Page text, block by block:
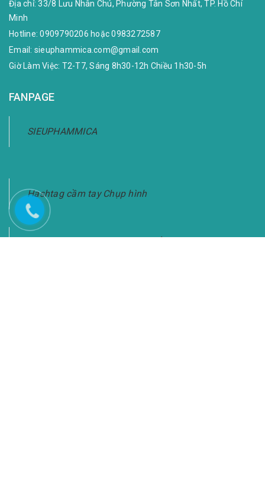
Địa chỉ:33/8 Lưu Nhân Chú, Phường Tân Sơn Nhất, TP. Hồ Chí
Minh
Hotline:0909790206 hoặc0983272587
Email: sieuphammica.com@gmail.com
Giờ Làm Việc: T2-T7, Sáng 8h30-12h Chiều 1h30-5h
FANPAGE
SIEUPHAMMICA
Hashtag cầm tay Chụp hình